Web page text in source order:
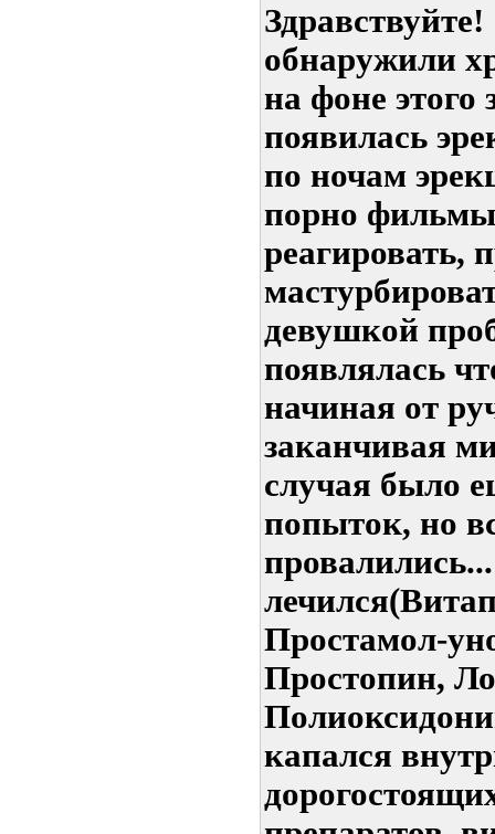
обнаружили
на фоне этого
появилась
по ночам
порно фильмы
реагировать,
девушкой
появлялась
начиная от
заканчивая
случая было
попыток, но
Простамол-
Простопин,
капался